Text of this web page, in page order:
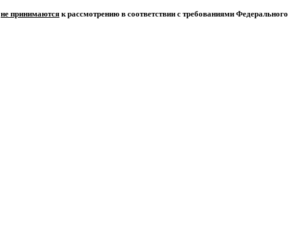
не принимаются к рассмотрению в соответствии с требованиями Федерального